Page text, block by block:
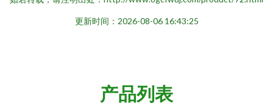
更新时间：2026-08-06 16:43:25
产品列表